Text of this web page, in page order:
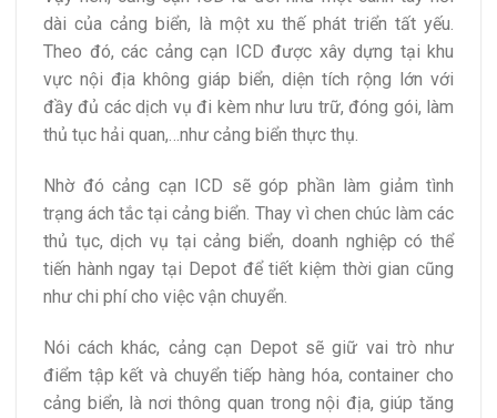
dài của cảng biển, là một xu thế phát triển tất yếu.
Theo đó, các cảng cạn ICD được xây dựng tại khu
vực nội địa không giáp biển, diện tích rộng lớn với
đầy đủ các dịch vụ đi kèm như lưu trữ, đóng gói, làm
thủ tục hải quan,…như cảng biển thực thụ.
Nhờ đó cảng cạn ICD sẽ góp phần làm giảm tình
trạng ách tắc tại cảng biển. Thay vì chen chúc làm các
thủ tục, dịch vụ tại cảng biển, doanh nghiệp có thể
tiến hành ngay tại Depot để tiết kiệm thời gian cũng
như chi phí cho việc vận chuyển.
Nói cách khác, cảng cạn Depot sẽ giữ vai trò như
điểm tập kết và chuyển tiếp hàng hóa, container cho
cảng biển, là nơi thông quan trong nội địa, giúp tăng